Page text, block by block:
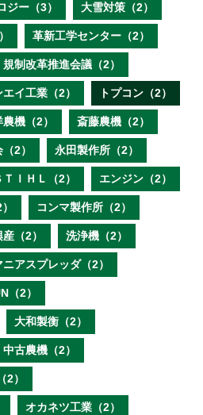
ー（3） 大雪対策（2）
革新工学センター（2）
規制改革推進会議（2）
イ工業（2） トプコン（2）
機（2） 斎藤農機（2）
2） 永田製作所（2）
ＴＩＨＬ（2） エンジン（2）
コンマ製作所（2）
（2） 洗浄機（2）
ニアスプレッダ（2）
（2）
大和製衡（2）
中古農機（2）
）
オカネツ工業（2）